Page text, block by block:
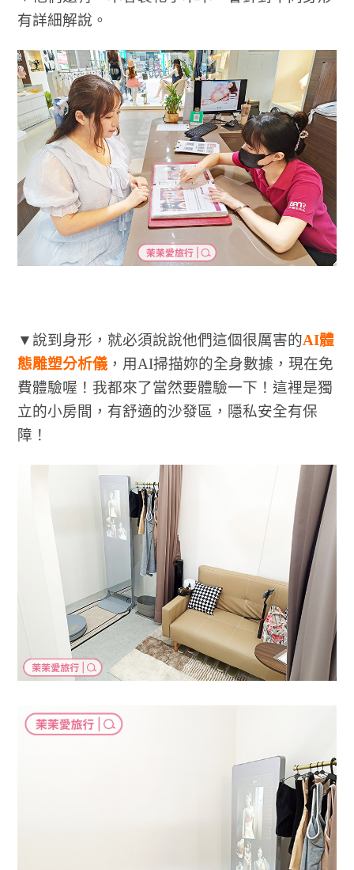
有詳細解說。
▼說到身形，就必須說說他們這個很厲害的AI體
態雕塑分析儀，用AI掃描妳的全身數據，現在免
費體驗喔！我都來了當然要體驗一下！這裡是獨
立的小房間，有舒適的沙發區，隱私安全有保
障！